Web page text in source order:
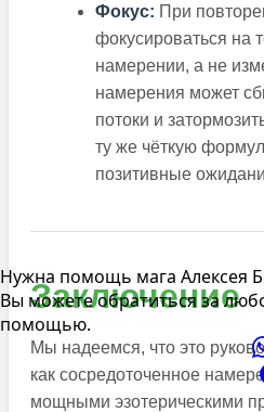
Нужна помощь мага Алексея
Вы можете обратиться за
помощью.
Фокус: При
фокусироваться на
намерении, а не
намерения может
потоки и
ту же чёткую
позитивные
Заключение
Мы надеемся, что это
как сосредоточенное
мощными эзотерическими